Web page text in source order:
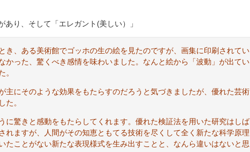
あり、そして「エレガント(美しい）」
き、ある美術館でゴッホの生の絵を見たのですが、画集に印刷されてい
かった、驚くべき感情を味わいました。なんと絵から「波動」が出てい
。
主にそのような効果をもたらすのだろうと気づきましたが、優れた芸術
た。
に驚きと感動をもたらしてくれます。優れた検証法を用いた研究はしば
れますが、人間がその知恵ともてる技術を尽くして全く新たな科学原理
たことがない新たな表現様式を生み出すことと、なんら違いはないと思